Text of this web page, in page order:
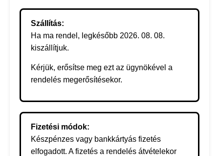
Szállítás:
Ha ma rendel, legkésőbb 2026. 08. 08.
kiszállítjuk.
Kérjük, erősítse meg ezt az ügynökével a
rendelés megerősítésekor.
Fizetési módok:
Készpénzes vagy bankkártyás fizetés
elfogadott. A fizetés a rendelés átvételekor